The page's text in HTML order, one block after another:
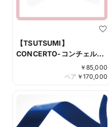
【TSUTSUMI】
CONCERTO-コンチェル
￥ 85,000
￥ 170,000
ペア